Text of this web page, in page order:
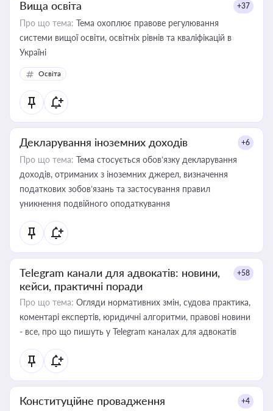
Вища освіта +37
Про що тема: Тема охоплює правове регулювання
системи вищої освіти, освітніх рівнів та кваліфікацій в
Україні
Освіта
Декларування іноземних доходів +6
Про що тема: Тема стосується обов’язку декларування
доходів, отриманих з іноземних джерел, визначення
податкових зобов’язань та застосування правил
уникнення подвійного оподаткування
Telegram канали для адвокатів: новини,
кейси, практичні поради
+58
Про що тема: Огляди нормативних змін, судова практика,
коментарі експертів, юридичні алгоритми, правові новини
- все, про що пишуть у Telegram каналах для адвокатів
Конституційне провадження +4